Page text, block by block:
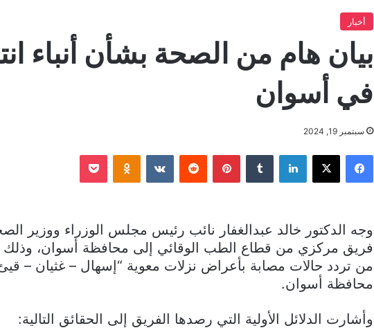
أخبار
بيان هام من الصحة بشأن أنباء
في أسوان
سبتمبر 19, 2024
فيسبوك X لينكدإن بينتيريست Odnoklassniki
بوكيت
وجه الدكتور خالد عبدالغفار نائب رئيس مجلس الوزراء ووزير
فريق مركزي من قطاع الطب الوقائي إلى محافظة أسوان،
من تردد حالات مصابة بأعراض نزلات معوية “إسهال – غثيان –
محافظة أسوان.
وأشارت الدلائل الأولية التي رصدها الفريق إلى الحقائق التالية: